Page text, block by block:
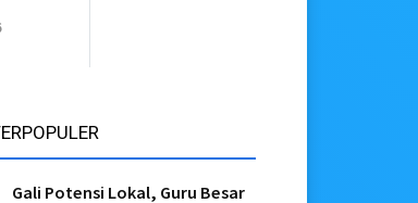
Gali Potensi Lokal, Guru Besar